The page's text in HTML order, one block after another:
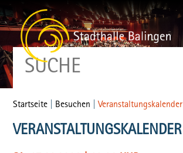
Startseite Besuchen |Veranstaltungskalender
VERANSTALTUNGSKALENDER